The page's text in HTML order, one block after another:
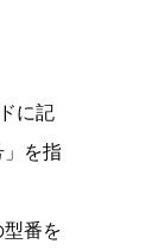
に記
」を指
番を